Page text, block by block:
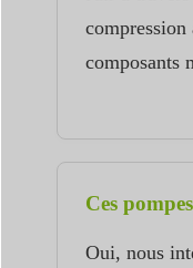
composants
Ces
Oui, nous